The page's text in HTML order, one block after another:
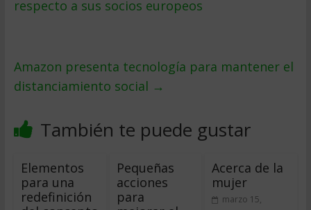
respecto a sus socios europeos
Amazon presenta tecnología para mantener el
distanciamiento social →
También te puede gustar
Elementos
para una
redefinición
Pequeñas
acciones
para
Acerca de la
mujer
marzo 15,